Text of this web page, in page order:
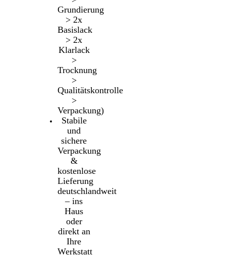
Grundierung
> 2x
Basislack
> 2x
Klarlack
>
Trocknung
>
Qualitätskontrolle
>
Verpackung)
Stabile
und
sichere
Verpackung
&
kostenlose
Lieferung
deutschlandweit
– ins
Haus
oder
direkt an
Ihre
Werkstatt